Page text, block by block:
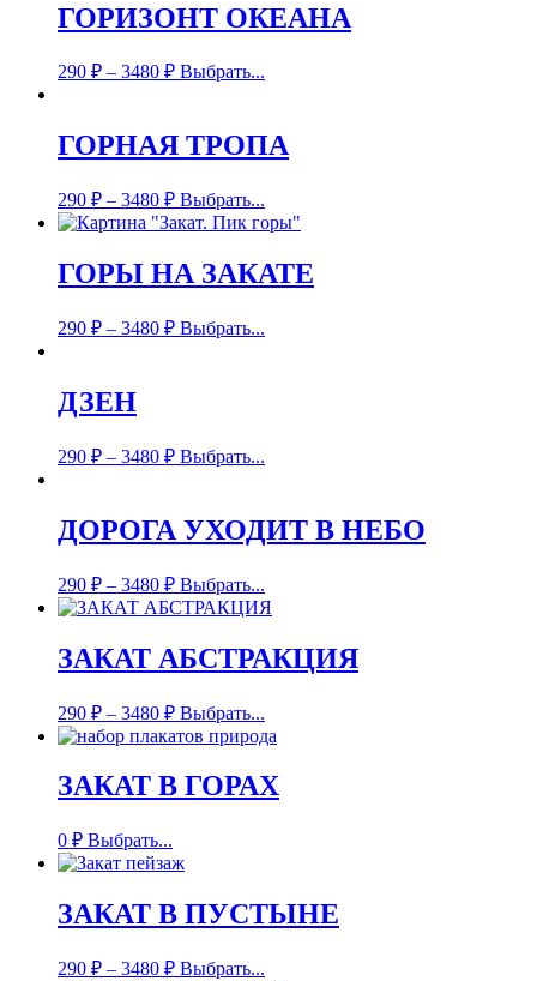
ГОРИЗОНТ ОКЕАНА
290 ₽ – 3480 ₽ Выбрать...
ГОРНАЯ ТРОПА
290 ₽ – 3480 ₽ Выбрать...
ГОРЫ НА ЗАКАТЕ
290 ₽ – 3480 ₽ Выбрать...
ДЗЕН
290 ₽ – 3480 ₽ Выбрать...
ДОРОГА УХОДИТ В НЕБО
290 ₽ – 3480 ₽ Выбрать...
ЗАКАТ АБСТРАКЦИЯ
290 ₽ – 3480 ₽ Выбрать...
ЗАКАТ В ГОРАХ
0 ₽ Выбрать...
ЗАКАТ В ПУСТЫНЕ
290 ₽ – 3480 ₽ Выбрать...